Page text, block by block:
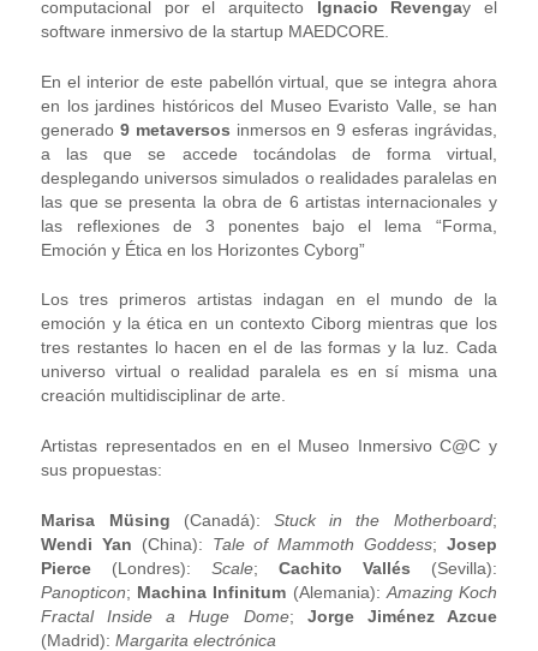
computacional por el arquitecto Ignacio Revengay el
software inmersivo de la startup MAEDCORE.
En el interior de este pabellón virtual, que se integra ahora
en los jardines históricos del Museo Evaristo Valle, se han
generado9 metaversos inmersos en 9 esferas ingrávidas,
a las que se accede tocándolas de forma virtual,
desplegando universos simulados o realidades paralelas en
las que se presenta la obra de 6 artistas internacionales y
las reflexiones de 3 ponentes bajo el lema “Forma,
Emoción y Ética en los Horizontes Cyborg”
Los tres primeros artistas indagan en el mundo de la
emoción y la ética en un contexto Ciborg mientras que los
tres restantes lo hacen en el de las formas y la luz. Cada
universo virtual o realidad paralela es en sí misma una
creación multidisciplinar de arte.
Artistas representados en en el Museo Inmersivo C@C y
sus propuestas:
Marisa Müsing (Canadá): Stuck in the Motherboard;
Wendi Yan (China): Tale of Mammoth Goddess; Josep
Pierce (Londres):Scale; Cachito Vallés (Sevilla):
Panopticon; Machina Infinitum (Alemania): Amazing Koch
Fractal Inside a Huge Dome; Jorge Jiménez Azcue
(Madrid):Margarita electrónica